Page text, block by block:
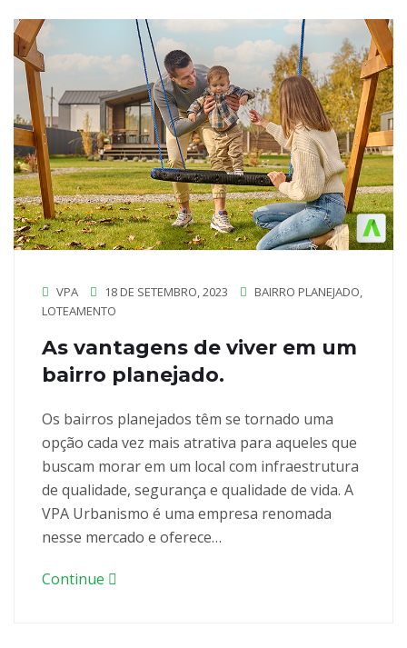
VPA 18 DE SETEMBRO, 2023 BAIRRO PLANEJADO,
LOTEAMENTO
As vantagens de viver em um
bairro planejado.
Os bairros planejados têm se tornado uma
opção cada vez mais atrativa para aqueles que
buscam morar em um local com infraestrutura
de qualidade, segurança e qualidade de vida. A
VPA Urbanismo é uma empresa renomada
nesse mercado e oferece…
Continue